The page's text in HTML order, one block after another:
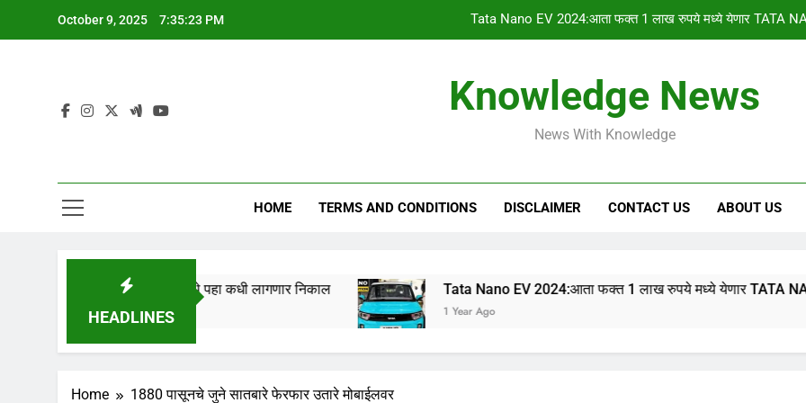
October 9, 2025 7:35:24 PM Tata Nano EV 2024:आता फक्त 1 लाख रुपये मध्ये येणार TATA
gharkul yojana 2024:आपल्या गावची 2023-2024 ची
HSC & SSC Result: 10 वी 12 वी चा निकाल
PM किसान
Knowledge News
News With Knowledge
HOME TERMS AND CONDITIONS DISCLAIMER CONTACT US ABOUT US
HEADLINES
तारखेला लागणार,येथे पहा कधी लागणार निकाल Tata Nano EV 2024:आता फक्त 1 लाख रुपये मध्ये येणार TATA NANO
1 Year Ago
Home 1880 पासूनचे जुने सातबारे फेरफार उतारे मोबाईलवर